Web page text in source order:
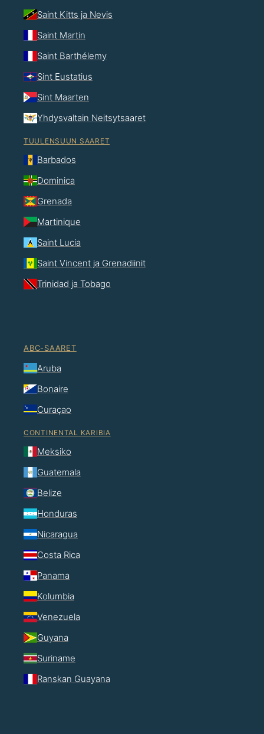
Saint Kitts ja Nevis
Saint Martin
Saint Barthélemy
Sint Eustatius
Sint Maarten
Yhdysvaltain Neitsytsaaret
TUULENSUUN SAARET
Barbados
Dominica
Grenada
Martinique
Saint Lucia
Saint Vincent ja Grenadiinit
Trinidad ja Tobago
ABC-SAARET
Aruba
Bonaire
Curaçao
CONTINENTAL KARIBIA
Meksiko
Guatemala
Belize
Honduras
Nicaragua
Costa Rica
Panama
Kolumbia
Venezuela
Guyana
Suriname
Ranskan Guayana